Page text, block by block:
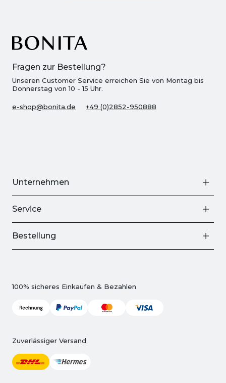
Fragen zur Bestellung?
Unseren Customer Service erreichen Sie von Montag bis
Donnerstag von 10 - 15 Uhr.
e-shop@bonita.de +49 (0)2852-950888
Unternehmen
Service
Bestellung
100% sicheres Einkaufen & Bezahlen
Zuverlässiger Versand